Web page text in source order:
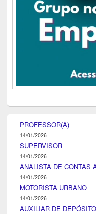
PROFESSOR(A)
14/01/2026
SUPERVISOR
14/01/2026
ANALISTA DE CONTAS
14/01/2026
MOTORISTA URBANO
14/01/2026
AUXILIAR DE DEPÓSITO